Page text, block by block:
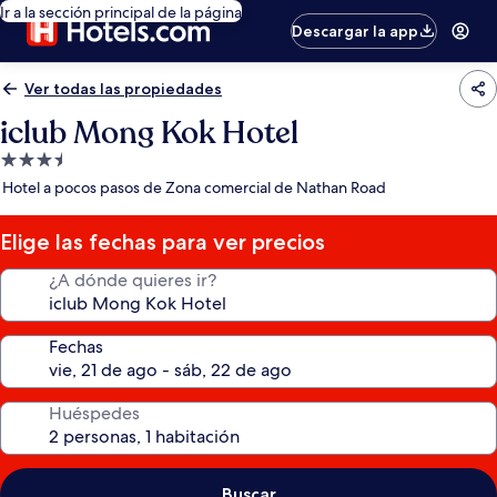
Ir a la sección principal de la página
Descargar la app
Ver todas las propiedades
iclub Mong Kok Hotel
Propiedad
de
estrellas
Hotel a pocos pasos de Zona comercial de Nathan Road
Elige las fechas para ver precios
¿A dónde quieres ir?
Fechas
Huéspedes